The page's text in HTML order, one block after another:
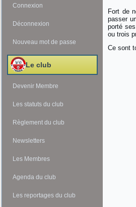
Connexion
Déconnexion
Nouveau mot de passe
Le club
Devenir Membre
Les statuts du club
Règlement du club
Newsletters
Les Membres
Agenda du club
Les reportages du club
Fort de
passer
porté
ou trois
Ce sont